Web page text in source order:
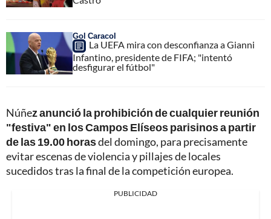
Gol Caracol
La UEFA mira con desconfianza a Gianni
Infantino, presidente de FIFA; "intentó
desfigurar el fútbol"
Núñez anunció la prohibición de cualquier reunión
"festiva" en los Campos Elíseos parisinos a partir
de las 19.00 horasdel domingo, para precisamente
evitar escenas de violencia y pillajes de locales
sucedidos tras la final de la competición europea.
PUBLICIDAD